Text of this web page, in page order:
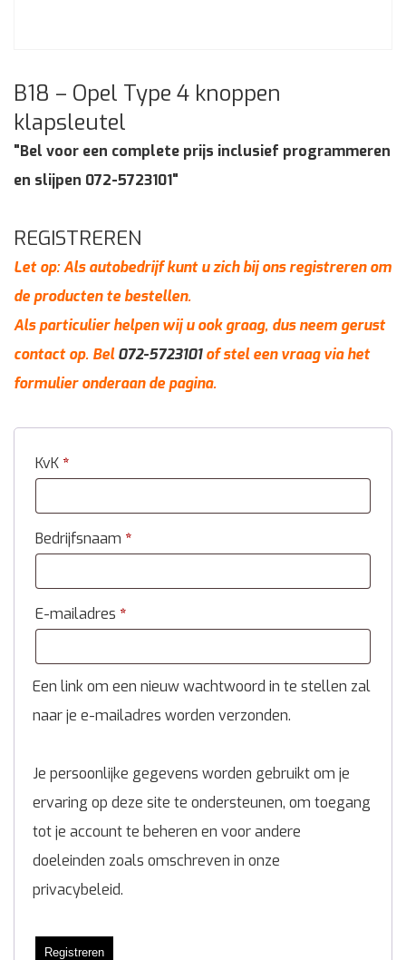
B18 – Opel Type 4 knoppen
klapsleutel
"Bel voor een complete prijs inclusief programmeren
en slijpen 072-5723101"
REGISTREREN
Let op: Als autobedrijf kunt u zich bij ons registreren om
de producten te bestellen.
Als particulier helpen wij u ook graag, dus neem gerust
contact op. Bel072-5723101of stel een vraag via het
formulier onderaan de pagina.
KvK *
Bedrijfsnaam *
E-mailadres *
Een link om een nieuw wachtwoord in te stellen zal
naar je e-mailadres worden verzonden.
Je persoonlijke gegevens worden gebruikt om je
ervaring op deze site te ondersteunen, om toegang
tot je account te beheren en voor andere
doeleinden zoals omschreven in onze
privacybeleid.
Registreren